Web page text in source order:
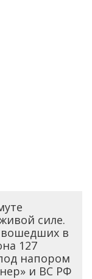
силе.
вошедших в
127
напором
и ВС РФ